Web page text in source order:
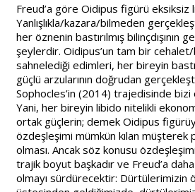
Freud’a göre Oidipus figürü eksiksiz
Yanlışlıkla/kazara/bilmeden
her öznenin bastırılmış bilinçdışının
şeylerdir. Oidipus’un tam bir
sahnelediği edimleri, her bireyin
güçlü arzularının doğrudan
Sophocles’in (2014) trajedisinde
Yani, her bireyin libido nitelikli
ortak güçlerin; demek Oidipus
özdeşleşimi mümkün kılan müşterek
olması. Ancak söz konusu
trajik boyut başkadır ve Freud’a
olmayı sürdürecektir: Dürtülerimizin